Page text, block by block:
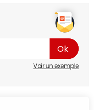
Voir un exemple